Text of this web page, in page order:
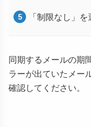
「制限なし」を
同期するメールの期
ラーが出ていたメー
確認してください。